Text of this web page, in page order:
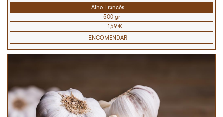
Alho Francês
500 gr
1,59 €
ENCOMENDAR